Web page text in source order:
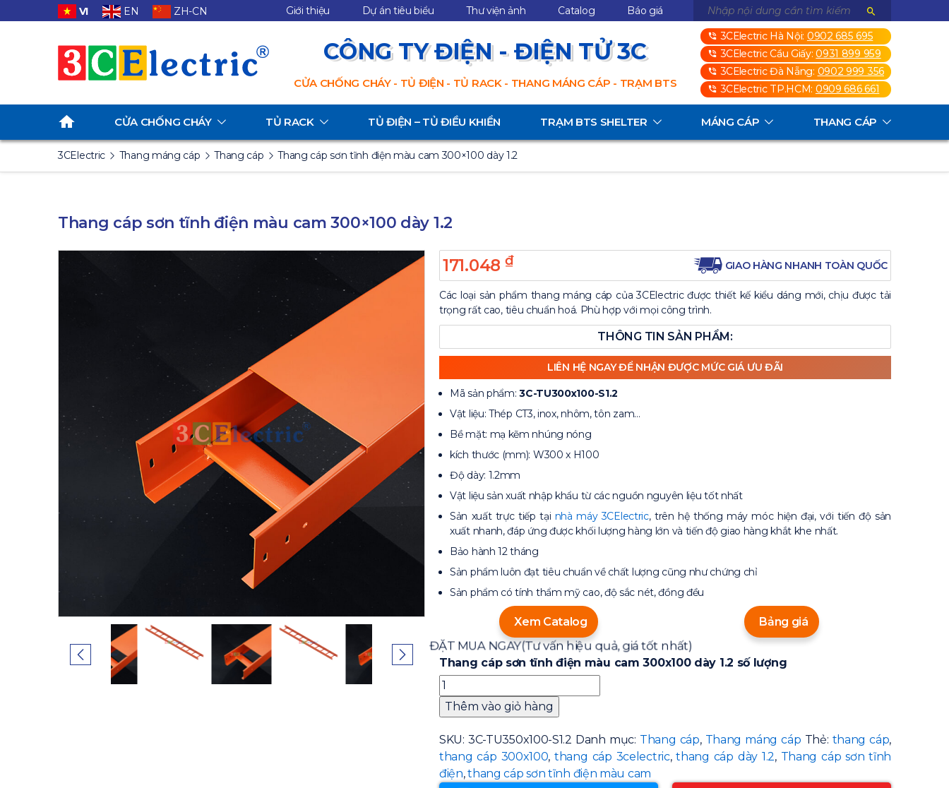
VI EN ZH-CN Giới thiệu Dự án tiêu biểu Thư viện ảnh Catalog Báo giá
CÔNG TY ĐIỆN - ĐIỆN TỬ 3C
CỬA CHỐNG CHÁY - TỦ ĐIỆN - TỦ RACK - THANG MÁNG CÁP - TRẠM BTS
3CElectric Hà Nội: 0902 685 695
3CElectric Cầu Giấy:0931 899 959
3CElectric Đà Nẵng: 0902 999 356
3CElectric TP.HCM: 0909 686 661
CỬA CHỐNG CHÁY TỦ RACK TỦ ĐIỆN – TỦ ĐIỀU KHIỂN TRẠM BTS SHELTER MÁNG CÁP THANG CÁP
3CElectric Thang máng cáp Thang cáp Thang cáp sơn tĩnh điện màu cam 300×100 dày 1.2
Thang cáp sơn tĩnh điện màu cam 300×100 dày 1.2
171.048 ₫ GIAO HÀNG NHANH TOÀN QUỐC
Các loại sản phẩm thang máng cáp của 3CElectric được thiết kế kiểu dáng mới, chịu được tải
trọng rất cao, tiêu chuẩn hoá. Phù hợp với mọi công trình.
THÔNG TIN SẢN PHẨM:
LIÊN HỆ NGAY ĐỂ NHẬN ĐƯỢC MỨC GIÁ ƯU ĐÃI
Mã sản phẩm:3C-TU300x100-S1.2
Vật liệu: Thép CT3, inox, nhôm, tôn zam…
Bề mặt: mạ kẽm nhúng nóng
kích thước (mm): W300 x H100
Độ dày: 1.2mm
Vật liệu sản xuất nhập khẩu từ các nguồn nguyên liệu tốt nhất
Sản xuất trực tiếp tại nhà máy 3CElectric, trên hệ thống máy móc hiện đại, với tiến độ sản
xuất nhanh, đáp ứng được khối lượng hàng lớn và tiến độ giao hàng khắt khe nhất.
Bảo hành 12 tháng
Sản phẩm luôn đạt tiêu chuẩn về chất lượng cũng như chứng chỉ
Sản phẩm có tính thẩm mỹ cao, độ sắc nét, đồng đều
Xem Catalog Bảng giá
ĐẶT MUA NGAY(Tư vấn hiệu quả, giá tốt nhất)
Thang cáp sơn tĩnh điện màu cam 300x100 dày 1.2 số lượng
Thêm vào giỏ hàng
SKU: 3C-TU350x100-S1.2 Danh mục: Thang cáp, Thang máng cáp Thẻ: thang cáp,
thang cáp 300x100,thang cáp 3celectric,thang cáp dày 1.2, Thang cáp sơn tĩnh
điện,thang cáp sơn tĩnh điện màu cam